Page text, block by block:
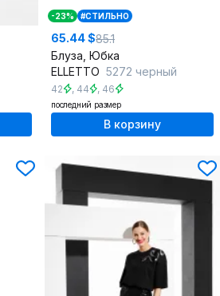
-23% #СТИЛЬНО
65.44 $85.1
Блуза, Юбка
ELLETTO 5272 черный
42 , 44 , 46
последний размер
В корзину